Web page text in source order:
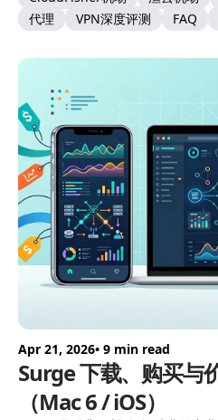
代理
VPN深度评测 FAQ
Apr 21, 2026• 9 min read
Surge 下载、购买与
（Mac 6 / iOS）